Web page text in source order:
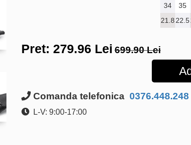
34 35
21.8 22.5
Pret: 279.96 Lei 699.90 Lei
Comanda telefonica 0376.448.248
L-V: 9:00-17:00